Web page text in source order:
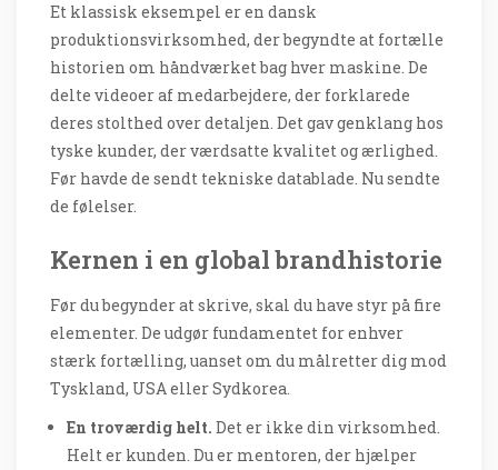
Et klassisk eksempel er en dansk
produktionsvirksomhed, der begyndte at fortælle
historien om håndværket bag hver maskine. De
delte videoer af medarbejdere, der forklarede
deres stolthed over detaljen. Det gav genklang hos
tyske kunder, der værdsatte kvalitet og ærlighed.
Før havde de sendt tekniske datablade. Nu sendte
de følelser.
Kernen i en global brandhistorie
Før du begynder at skrive, skal du have styr på fire
elementer. De udgør fundamentet for enhver
stærk fortælling, uanset om du målretter dig mod
Tyskland, USA eller Sydkorea.
En troværdig helt. Det er ikke din virksomhed.
Helt er kunden. Du er mentoren, der hjælper